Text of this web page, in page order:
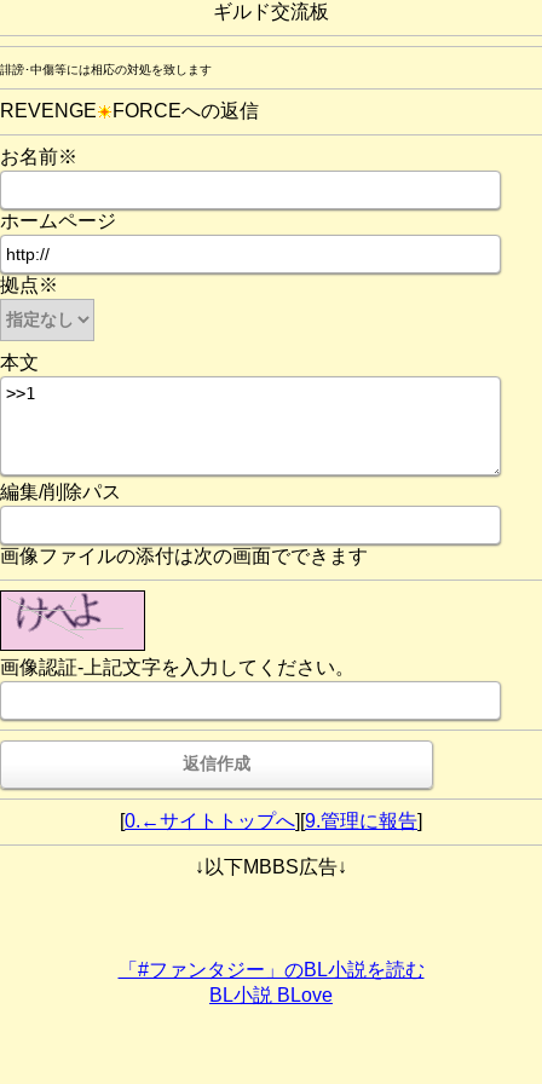
ギルド交流板
誹謗･中傷等には相応の対処を致します
REVENGE FORCEへの返信
お名前※
ホームページ
拠点※
本文
編集/削除パス
画像ファイルの添付は次の画面でできます
画像認証-上記文字を入力してください。
[0.←サイトトップへ][9.管理に報告]
↓以下MBBS広告↓
「#ファンタジー」のBL小説を読む
BL小説 BLove